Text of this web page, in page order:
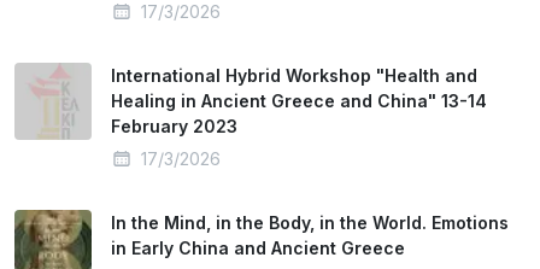
17/3/2026
International Hybrid Workshop "Health and
Healing in Ancient Greece and China" 13-14
February 2023
17/3/2026
In the Mind, in the Body, in the World. Emotions
in Early China and Ancient Greece